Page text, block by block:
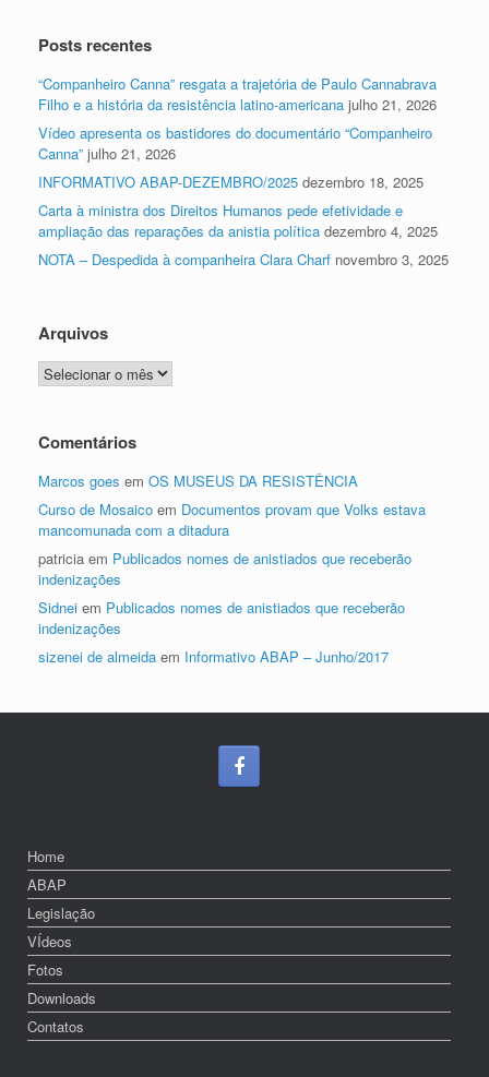
Posts recentes
“Companheiro Canna” resgata a trajetória de Paulo Cannabrava
Filho e a história da resistência latino-americana julho 21, 2026
Vídeo apresenta os bastidores do documentário “Companheiro
Canna” julho 21, 2026
INFORMATIVO ABAP-DEZEMBRO/2025 dezembro 18, 2025
Carta à ministra dos Direitos Humanos pede efetividade e
ampliação das reparações da anistia política dezembro 4, 2025
NOTA – Despedida à companheira Clara Charf novembro 3, 2025
Arquivos
Arquivos
Comentários
Marcos goes em OS MUSEUS DA RESISTÊNCIA
Curso de Mosaico em Documentos provam que Volks estava
mancomunada com a ditadura
patricia em Publicados nomes de anistiados que receberão
indenizações
Sidnei em Publicados nomes de anistiados que receberão
indenizações
sizenei de almeida em Informativo ABAP – Junho/2017
Home
ABAP
Legislação
VÍdeos
Fotos
Downloads
Contatos